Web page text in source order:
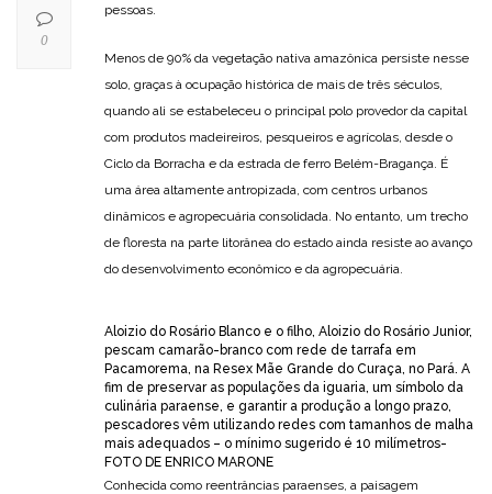
pessoas.
Menos de 90% da vegetação nativa amazônica persiste nesse
solo, graças à ocupação histórica de mais de três séculos,
quando ali se estabeleceu o principal polo provedor da capital
com produtos madeireiros, pesqueiros e agrícolas, desde o
Ciclo da Borracha e da estrada de ferro Belém-Bragança. É
uma área altamente antropizada, com centros urbanos
dinâmicos e agropecuária consolidada. No entanto, um trecho
de floresta na parte litorânea do estado ainda resiste ao avanço
do desenvolvimento econômico e da agropecuária.
Aloizio do Rosário Blanco e o filho, Aloizio do Rosário Junior,
pescam camarão-branco com rede de tarrafa em
Pacamorema, na Resex Mãe Grande do Curaça, no Pará. A
fim de preservar as populações da iguaria, um símbolo da
culinária paraense, e garantir a produção a longo prazo,
pescadores vêm utilizando redes com tamanhos de malha
mais adequados – o mínimo sugerido é 10 milímetros-
FOTO DE ENRICO MARONE
Conhecida como reentrâncias paraenses, a paisagem
0